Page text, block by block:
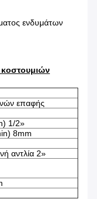
ενδυμάτων
επαφής
1/2»
8mm
αντλία 2»